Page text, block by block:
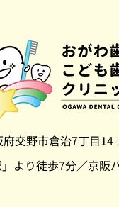
交野市倉治7丁目
より徒歩7分／京阪